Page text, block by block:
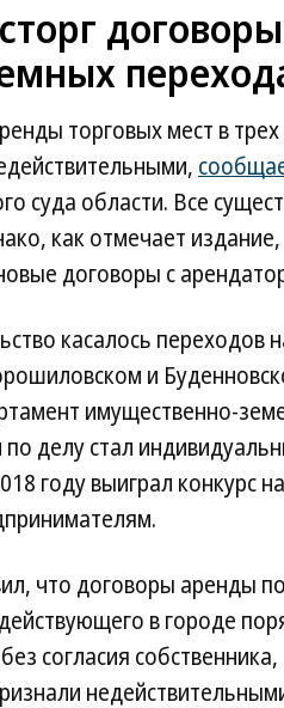
торговых мест в
суда области. Все
как отмечает
договоры с
касалось
и
имущественно-
делу стал
году выиграл конкурс
что договоры аренды
в городе
согласия